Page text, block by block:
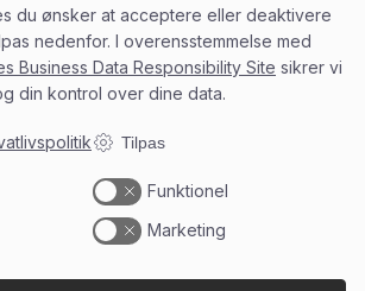
Follow on Instagram
du ønsker at acceptere eller deaktivere
nedenfor. I overensstemmelse med
Business Data Responsibility Site sikrer vi
din kontrol over dine data.
Tilpas
Funktionel
Marketing